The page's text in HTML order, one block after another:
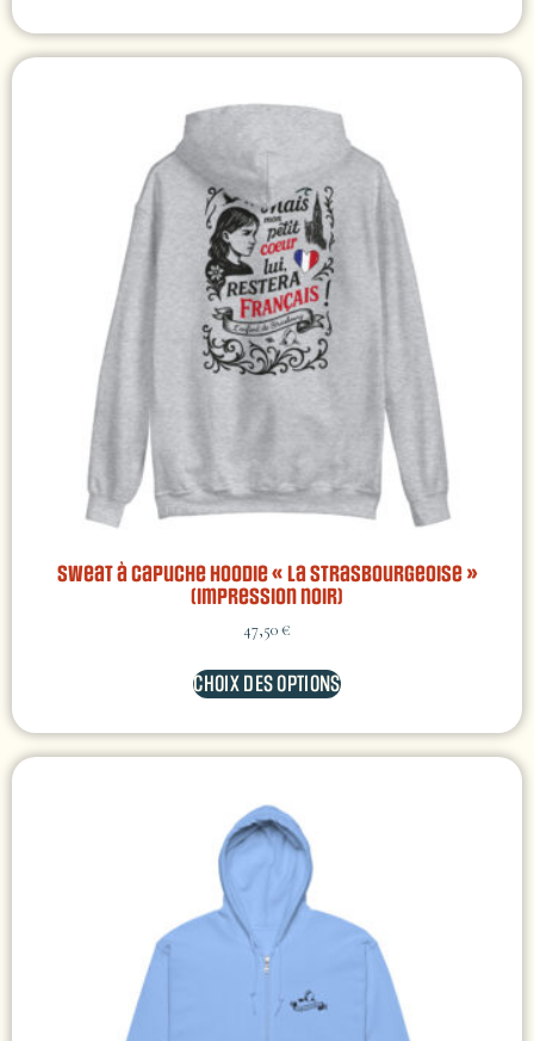
Sweat à capuche Hoodie « La Strasbourgeoise »
(impression noir)
47,50€
CHOIX DES OPTIONS